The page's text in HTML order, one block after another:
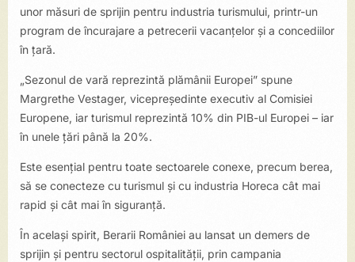
unor măsuri de sprijin pentru industria turismului, printr-un
program de încurajare a petrecerii vacanțelor și a concediilor
în țară.
„Sezonul de vară reprezintă plămânii Europei” spune
Margrethe Vestager, vicepreședinte executiv al Comisiei
Europene, iar turismul reprezintă 10% din PIB-ul Europei – iar
în unele țări până la 20%.
Este esențial pentru toate sectoarele conexe, precum berea,
să se conecteze cu turismul și cu industria Horeca cât mai
rapid și cât mai în siguranță.
În același spirit, Berarii României au lansat un demers de
sprijin și pentru sectorul ospitalității, prin campania